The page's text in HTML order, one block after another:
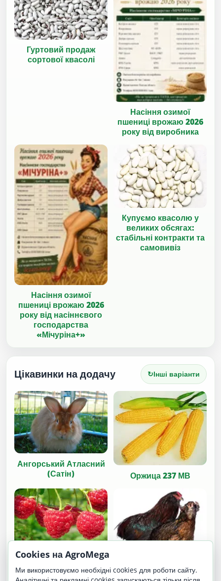
Гуртовий продаж
сортової квасолі
Насіння озимої
пшениці врожаю 2026
року від виробника
Насіння озимої
пшениці врожаю 2026
року від насіннєвого
господарства
«Мічуріна+»
Купуємо квасолю у
великих обсягах:
стабільні контракти та
самовивіз
Цікавинки на додачу ↻Інші варіанти
Ангорський Атласний
(Сатін)
Оржица 237 МВ
Cookies на AgroMega
Ми використовуємо необхідні cookies для роботи сайту.